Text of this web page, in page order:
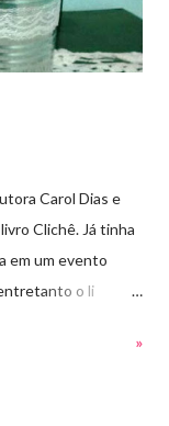
Carol Dias e
Clichê. Já tinha
em um evento
o li
muito fofos
»